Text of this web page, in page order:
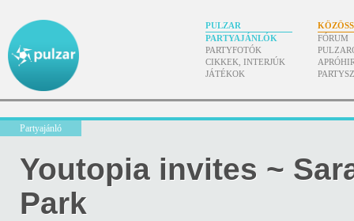
PULZAR
PARTYAJÁNLÓK
PARTYFOTÓK
CIKKEK, INTERJÚK
JÁTÉKOK
FÓRUM
Partyajánló
Youtopia invites ~
Park